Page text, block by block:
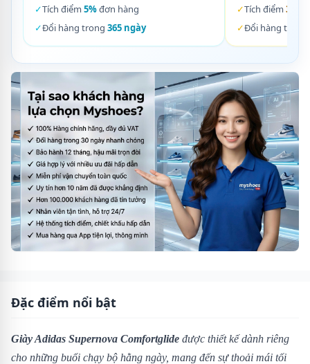
✓Tích điểm 5%đơn hàng
✓Đổi hàng trong 365 ngày
✓Tích điểm 3%
✓Đổi hàng trong
Đặc điểm nổi bật
Giày Adidas Supernova Comfortglide được thiết kế dành riêng
cho những buổi chạy bộ hằng ngày, mang đến sự thoải mái tối